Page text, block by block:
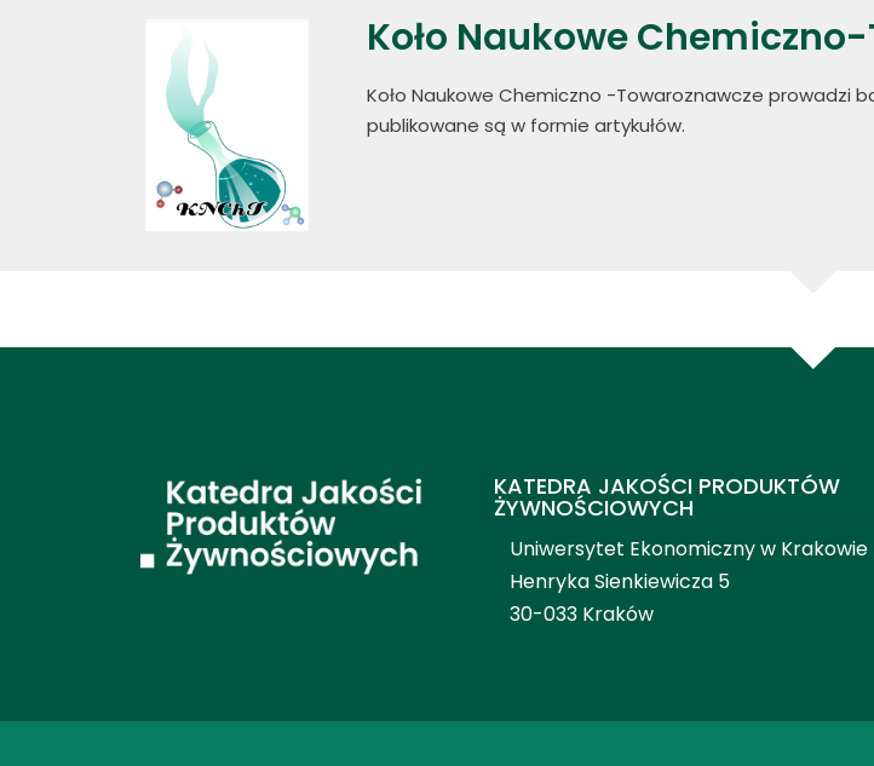
Koło Naukowe
Koło Naukowe Chemiczno -Towaroznawcze prowadzi
publikowane są w formie artykułów.
KATEDRA JAKOŚCI PRODUKTÓW
ŻYWNOŚCIOWYCH
Uniwersytet Ekonomiczny w Krakowie
Henryka Sienkiewicza 5
30-033 Kraków